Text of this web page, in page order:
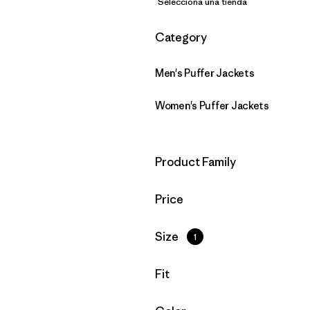
Filtrar por
Category
Men's Puffer Jackets
Women's Puffer Jackets
Filtrar por
Product Family
Filtrar por
Price
Filtrar por
Size 1
Filtrar por
Fit